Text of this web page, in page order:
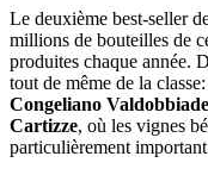
Le deuxième best-seller
millions de bouteilles de
produites chaque année.
tout de même de la
Congeliano
Cartizze, où les vignes
particulièrement